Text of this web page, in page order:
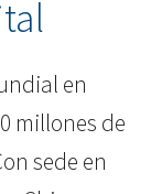
en
millones de
sede en